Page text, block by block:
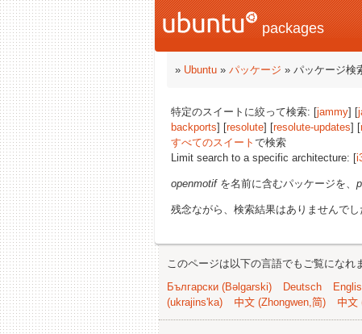
packages
» Ubuntu » パッケージ » パッケージ検
特定のスイートに絞って検索: [jammy] [
backports] [resolute] [resolute-updates] [
すべてのスイート で検索
Limit search to a specific architecture: [
openmotifを名前に含むパッケージを、
残念ながら、検索結果はありませんでし
このページは以下の言語でもご覧になれ
Български (Bəlgarski)
Deutsch
(ukrajins'ka)
中文 (Zhongwen,简) 中文